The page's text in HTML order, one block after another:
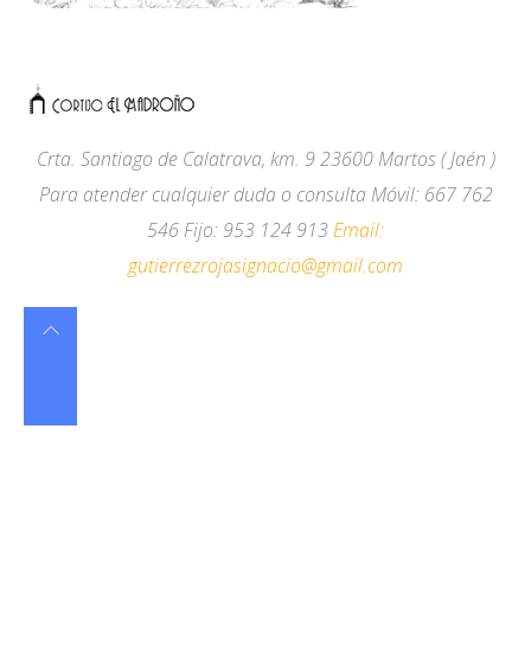
Crta. Santiago de Calatrava, km. 923600 Martos ( Jaén )
Para atender cualquier duda o consulta Móvil: 667 762
546 Fijo: 953 124 913Email:
gutierrezrojasignacio@gmail.com